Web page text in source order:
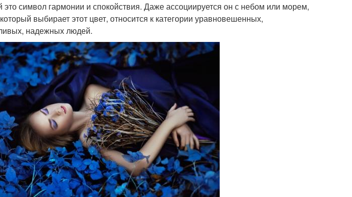
символ гармонии и спокойствия. Даже ассоциируется он с небом или морем,
выбирает этот цвет, относится к категории уравновешенных,
надежных людей.